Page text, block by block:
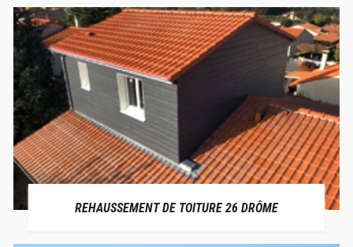
REHAUSSEMENT DE TOITURE 26 DRÔME